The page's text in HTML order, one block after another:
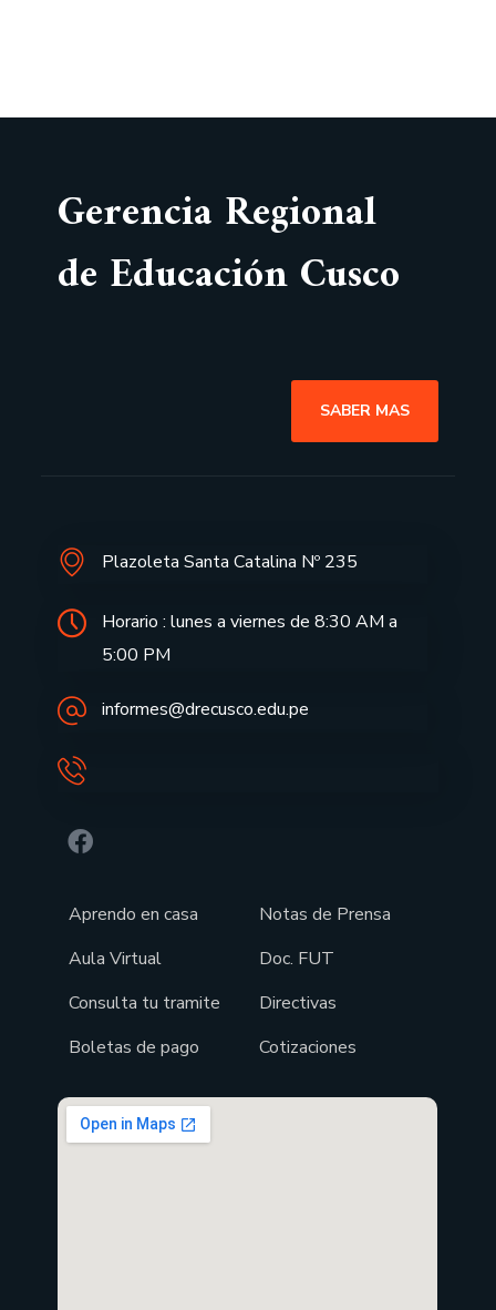
Gerencia Regional
de Educación Cusco
SABER MAS
Plazoleta Santa Catalina Nº 235
Horario : lunes a viernes de 8:30 AM a
5:00 PM
informes@drecusco.edu.pe
Aprendo en casa
Aula Virtual
Consulta tu tramite
Boletas de pago
Notas de Prensa
Doc. FUT
Directivas
Cotizaciones